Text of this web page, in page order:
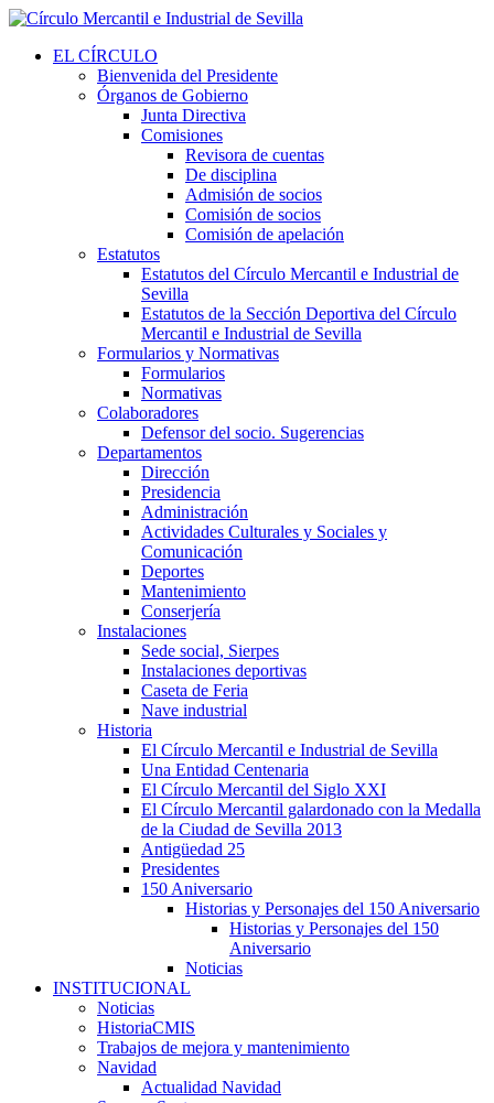
EL CÍRCULO
Bienvenida del Presidente
Órganos de Gobierno
Junta Directiva
Comisiones
Revisora de cuentas
De disciplina
Admisión de socios
Comisión de socios
Comisión de apelación
Estatutos
Estatutos del Círculo Mercantil e Industrial de
Sevilla
Estatutos de la Sección Deportiva del Círculo
Mercantil e Industrial de Sevilla
Formularios y Normativas
Formularios
Normativas
Colaboradores
Defensor del socio. Sugerencias
Departamentos
Dirección
Presidencia
Administración
Actividades Culturales y Sociales y
Comunicación
Deportes
Mantenimiento
Conserjería
Instalaciones
Sede social, Sierpes
Instalaciones deportivas
Caseta de Feria
Nave industrial
Historia
El Círculo Mercantil e Industrial de Sevilla
Una Entidad Centenaria
El Círculo Mercantil del Siglo XXI
El Círculo Mercantil galardonado con la Medalla
de la Ciudad de Sevilla 2013
Antigüedad 25
Presidentes
150 Aniversario
Historias y Personajes del 150 Aniversario
Historias y Personajes del 150
Aniversario
Noticias
INSTITUCIONAL
Noticias
HistoriaCMIS
Trabajos de mejora y mantenimiento
Navidad
Actualidad Navidad